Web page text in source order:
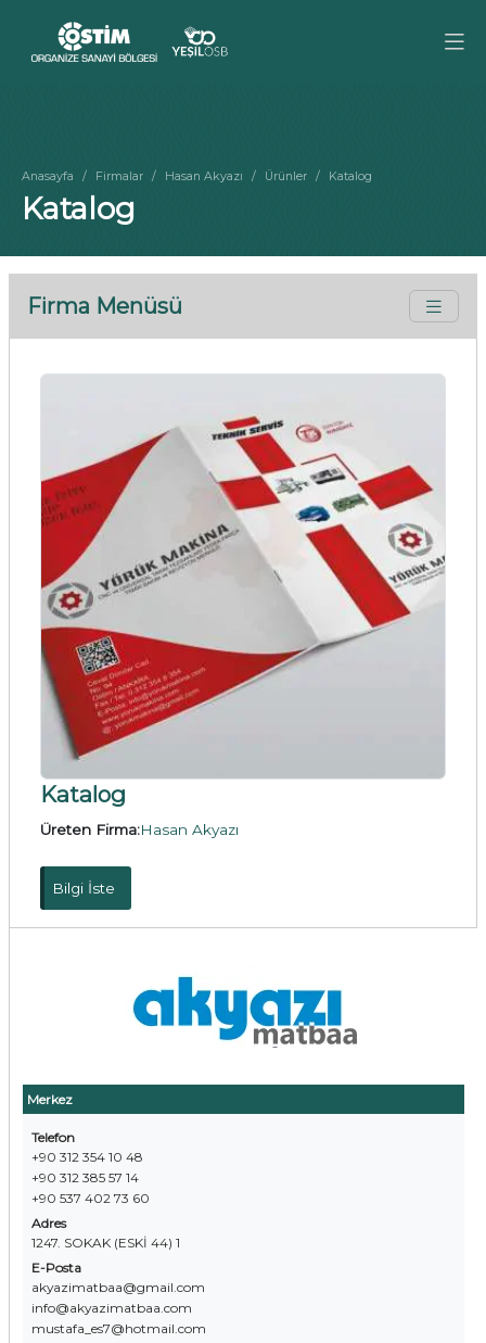
Anasayfa Firmalar Hasan Akyazı Ürünler Katalog
Katalog
Firma Menüsü
Merkez
Telefon
+90 312 354 10 48
+90 312 385 57 14
+90 537 402 73 60
Adres
1247. SOKAK (ESKİ 44) 1
E-Posta
akyazimatbaa@gmail.com
info@akyazimatbaa.com
mustafa_es7@hotmail.com
Katalog
Üreten Firma:Hasan Akyazı
Bilgi İste